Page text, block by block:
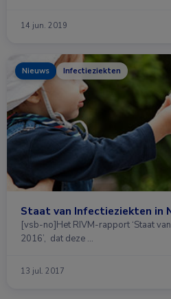
14 jun. 2019
Nieuws Infectieziekten
Staat van Infectieziekten in
[vsb-no]Het RIVM-rapport ‘Staat
2016’, dat deze …
13 jul. 2017